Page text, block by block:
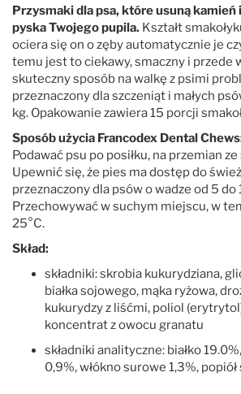
Przysmaki dla psa, które usuną kamień
pyska Twojego pupila. Kształt
ociera się on o zęby automatycznie je
temu jest to ciekawy, smaczny i przede
skuteczny sposób na walkę z psimi
przeznaczony dla szczeniąt i małych
kg. Opakowanie zawiera 15 porcji
Sposób użycia Francodex Dental
Podawać psu po posiłku, na przemian
Upewnić się, że pies ma dostęp do
przeznaczony dla psów o wadze od 5 do
Przechowywać w suchym miejscu, w
25°C.
Skład:
składniki: skrobia kukurydziana,
białka sojowego, mąka ryżowa,
kukurydzy z liśćmi, poliol
koncentrat z owocu granatu
składniki analityczne: białko
0,9%, włókno surowe 1,3%,